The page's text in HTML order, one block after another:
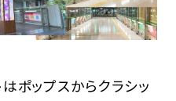
ポップスからクラシッ